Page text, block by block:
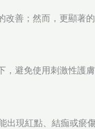
改善；然而，更顯著
，避免使用刺激性護
出現紅點、結痂或瘀